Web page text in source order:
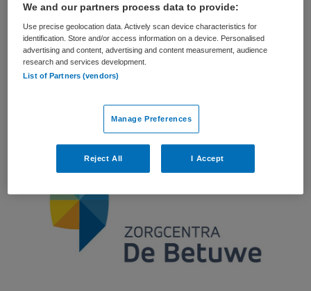
Vacature niet beschikbaar
Deze vacature Directeur bedrijfsvoering en vastgoed bij
Zorgcentra De Betuwe is niet meer actueel. Hieronder
staan enkele vergelijkbare vacatures die voor u wellicht
We and our partners process data to provide:
Use precise geolocation data. Actively scan device characteristics for
identification. Store and/or access information on a device. Personalised
advertising and content, advertising and content measurement, audience
research and services development.
List of Partners (vendors)
Manage Preferences
Reject All I Accept